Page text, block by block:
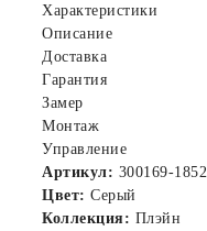
Характеристики
Описание
Доставка
Гарантия
Замер
Монтаж
Управление
Артикул: 300169-1852
Цвет: Серый
Коллекция: Плэйн